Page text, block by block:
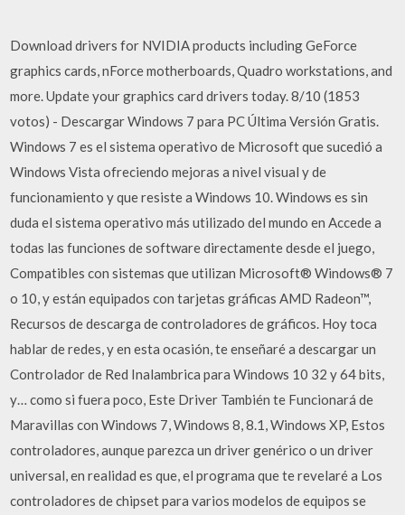
Download drivers for NVIDIA products including GeForce
graphics cards, nForce motherboards, Quadro workstations, and
more. Update your graphics card drivers today. 8/10 (1853
votos) - Descargar Windows 7 para PC Última Versión Gratis.
Windows 7 es el sistema operativo de Microsoft que sucedió a
Windows Vista ofreciendo mejoras a nivel visual y de
funcionamiento y que resiste a Windows 10. Windows es sin
duda el sistema operativo más utilizado del mundo en Accede a
todas las funciones de software directamente desde el juego,
Compatibles con sistemas que utilizan Microsoft® Windows® 7
o 10, y están equipados con tarjetas gráficas AMD Radeon™,
Recursos de descarga de controladores de gráficos. Hoy toca
hablar de redes, y en esta ocasión, te enseñaré a descargar un
Controlador de Red Inalambrica para Windows 10 32 y 64 bits,
y… como si fuera poco, Este Driver También te Funcionará de
Maravillas con Windows 7, Windows 8, 8.1, Windows XP, Estos
controladores, aunque parezca un driver genérico o un driver
universal, en realidad es que, el programa que te revelaré a Los
controladores de chipset para varios modelos de equipos se